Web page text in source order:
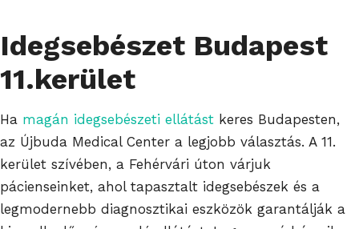
Idegsebészet Budapest
11.kerület
Ha magán idegsebészeti ellátást keres Budapesten,
az Újbuda Medical Center a legjobb választás. A 11.
kerület szívében, a Fehérvári úton várjuk
pácienseinket, ahol tapasztalt idegsebészek és a
legmodernebb diagnosztikai eszközök garantálják a